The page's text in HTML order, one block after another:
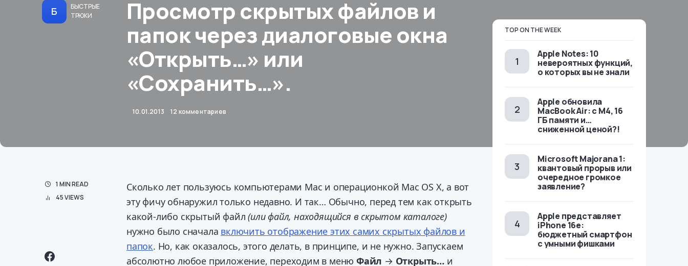
Б
БЫСТРЫЕ
ТРЮКИ
Просмотр скрытых файлов и
папок через диалоговые окна
«Открыть…» или
«Сохранить…».
10.01.2013 12 комментариев
1 MIN READ
45 VIEWS
Сколько лет пользуюсь компьютерами Mac и операционкой Mac OS X, а вот
эту фичу обнаружил только недавно. И так… Обычно, перед тем как открыть
какой-либо скрытый файл(или файл, находящийся в скрытом каталоге)
нужно было сначала включить отображение этих самих скрытых файлов и
папок. Но, как оказалось, этого делать, в принципе, и не нужно. Запускаем
абсолютно любое приложение, переходим в меню Файл → Открыть… и
TOP ON THE WEEK
Apple Notes: 10
невероятных функций,
о которых вы не знали
Apple обновила
MacBook Air: с M4, 16
ГБ памяти и…
сниженной ценой?!
Microsoft Majorana 1:
квантовый прорыв или
очередное громкое
заявление?
Apple представляет
iPhone 16e:
бюджетный смартфон
с умными фишками